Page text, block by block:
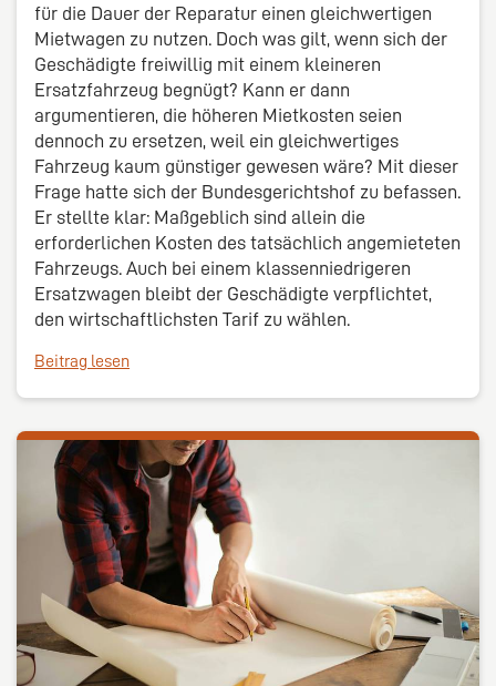
für die Dauer der Reparatur einen gleichwertigen
Mietwagen zu nutzen. Doch was gilt, wenn sich der
Geschädigte freiwillig mit einem kleineren
Ersatzfahrzeug begnügt? Kann er dann
argumentieren, die höheren Mietkosten seien
dennoch zu ersetzen, weil ein gleichwertiges
Fahrzeug kaum günstiger gewesen wäre? Mit dieser
Frage hatte sich der Bundesgerichtshof zu befassen.
Er stellte klar: Maßgeblich sind allein die
erforderlichen Kosten des tatsächlich angemieteten
Fahrzeugs. Auch bei einem klassenniedrigeren
Ersatzwagen bleibt der Geschädigte verpflichtet,
den wirtschaftlichsten Tarif zu wählen.
Beitrag lesen